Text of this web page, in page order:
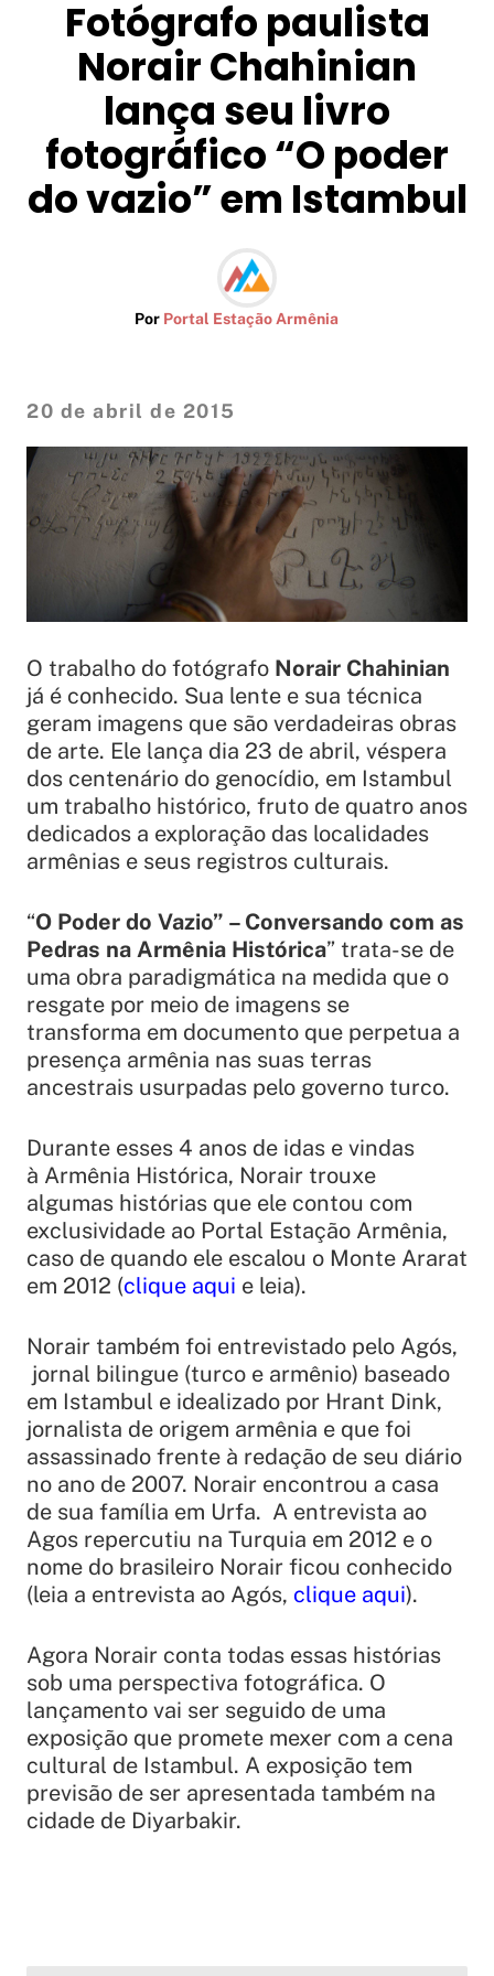
Fotógrafo paulista
Norair Chahinian
lança seu livro
fotográfico “O poder
do vazio” em Istambul
Por Portal Estação Armênia
20 de abril de 2015
O trabalho do fotógrafo Norair Chahinian
já é conhecido. Sua lente e sua técnica
geram imagens que são verdadeiras obras
de arte. Ele lança dia 23 de abril, véspera
dos centenário do genocídio, em Istambul
um trabalho histórico, fruto de quatro anos
dedicados a exploração das localidades
armênias e seus registros culturais.
“O Poder do Vazio” – Conversando com as
Pedras na Armênia Histórica” trata-se de
uma obra paradigmática na medida que o
resgate por meio de imagens se
transforma em documento que perpetua a
presença armênia nas suas terras
ancestrais usurpadas pelo governo turco.
Durante esses 4 anos de idas e vindas
à Armênia Histórica, Norair trouxe
algumas histórias que ele contou com
exclusividade ao Portal Estação Armênia,
caso de quando ele escalou o Monte Ararat
em 2012 (clique aqui e leia).
Norair também foi entrevistado pelo Agós,
jornal bilingue (turco e armênio) baseado
em Istambul e idealizado por Hrant Dink,
jornalista de origem armênia e que foi
assassinado frente à redação de seu diário
no ano de 2007. Norair encontrou a casa
de sua família em Urfa. A entrevista ao
Agos repercutiu na Turquia em 2012 e o
nome do brasileiro Norair ficou conhecido
(leia a entrevista ao Agós, clique aqui).
Agora Norair conta todas essas histórias
sob uma perspectiva fotográfica. O
lançamento vai ser seguido de uma
exposição que promete mexer com a cena
cultural de Istambul. A exposição tem
previsão de ser apresentada também na
cidade de Diyarbakir.